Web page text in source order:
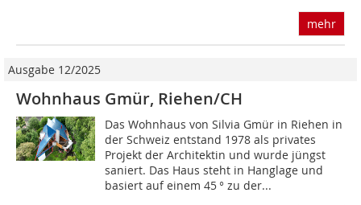
mehr
Ausgabe 12/2025
Wohnhaus Gmür, Riehen/CH
Das Wohnhaus von Silvia Gmür in Riehen in
der Schweiz entstand 1978 als privates
Projekt der Architektin und wurde jüngst
saniert. Das Haus steht in Hanglage und
basiert auf einem 45 ° zu der...